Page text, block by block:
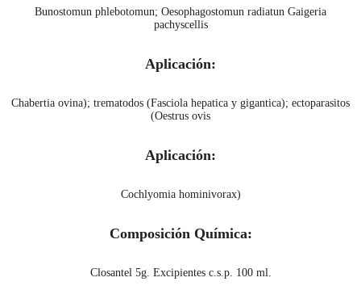
Bunostomun phlebotomun; Oesophagostomun radiatun Gaigeria
pachyscellis
Aplicación:
Chabertia ovina); trematodos (Fasciola hepatica y gigantica); ectoparasitos
(Oestrus ovis
Aplicación:
Cochlyomia hominivorax)
Composición Química:
Closantel 5g. Excipientes c.s.p. 100 ml.